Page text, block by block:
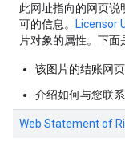
此网址指向的网页
可的信息。
Licensor
片对象的属性。下面
该图片的结账网
介绍如何与您联
Web Statement of